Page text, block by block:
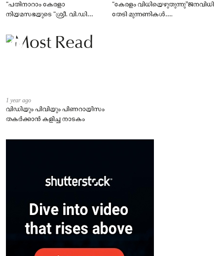
“പതിനാറാം കേരളാ
നിയമസഭയുടെ “ശ്രീ. വി.ഡി
മന്ത്രിസഭയുടെ സത്യപ്രതിജ്ഞാ
ചടങ്ങ്
“കേരളം വിധിയെഴുതുന്നു”ജനവിധി
തേടി മുന്നണികൾ….
1 year ago
വിഡിയും പിവിയും പിണറായിസം
തകർക്കാൻ കളിച്ച നാടകം